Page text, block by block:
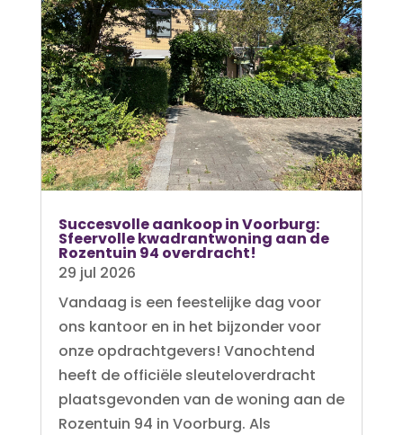
Succesvolle aankoop in Voorburg:
Sfeervolle kwadrantwoning aan de
Rozentuin 94 overdracht!
29 jul 2026
Vandaag is een feestelijke dag voor
ons kantoor en in het bijzonder voor
onze opdrachtgevers! Vanochtend
heeft de officiële sleuteloverdracht
plaatsgevonden van de woning aan de
Rozentuin 94 in Voorburg. Als